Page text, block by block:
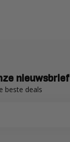
nieuwsbrief
beste deals